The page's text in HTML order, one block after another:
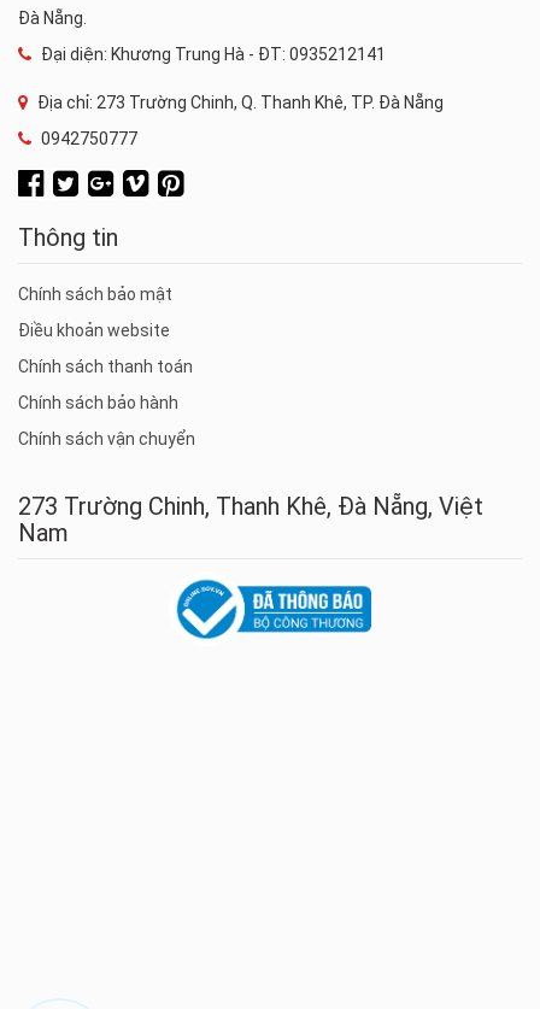
Đà Nẵng.
Đại diện: Khương Trung Hà - ĐT: 0935212141
Địa chỉ: 273 Trường Chinh, Q. Thanh Khê, TP. Đà Nẵng
0942750777
Thông tin
Chính sách bảo mật
Điều khoản website
Chính sách thanh toán
Chính sách bảo hành
Chính sách vận chuyển
273 Trường Chinh, Thanh Khê, Đà Nẵng, Việt
Nam